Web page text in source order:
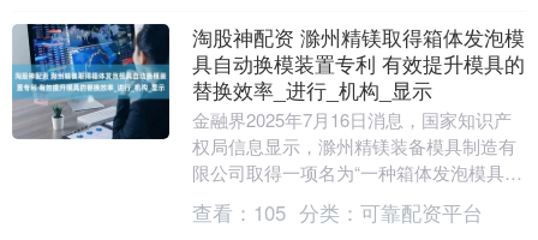
淘股神配资 滁州精镁取得箱体发泡模
具自动换模装置专利 有效提升模具的
替换效率_进行_机构_显示
金融界2025年7月16日消息，国家知识产
权局信息显示，滁州精镁装备模具制造有
限公司取得一项名为“一种箱体发泡模具自
动换模装置”的专利，授权公告号
CN22309....
查看： 105 分类： 可靠配资平台